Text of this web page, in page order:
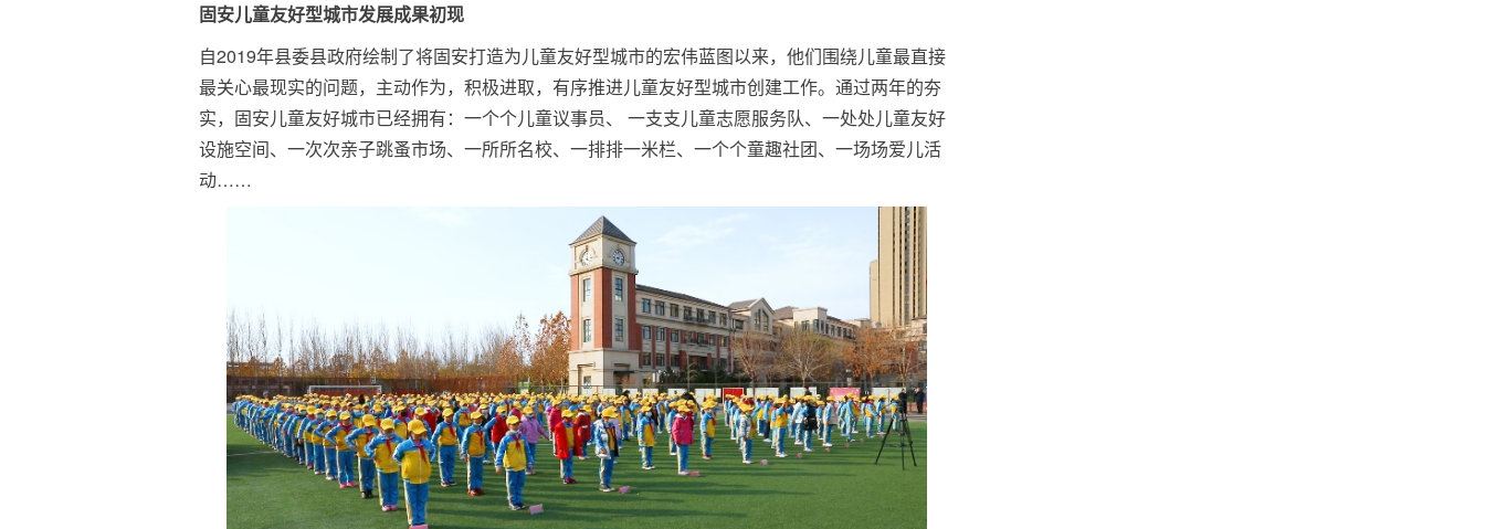
固安儿童友好型城市发展成果初现
自2019年县委县政府绘制了将固安打造为儿童友好型城市的宏伟蓝图以来，他们围绕儿童最直接
最关心最现实的问题，主动作为，积极进取，有序推进儿童友好型城市创建工作。通过两年的夯
实，固安儿童友好城市已经拥有：一个个儿童议事员、 一支支儿童志愿服务队、一处处儿童友好
设施空间、一次次亲子跳蚤市场、一所所名校、一排排一米栏、一个个童趣社团、一场场爱儿活
动……